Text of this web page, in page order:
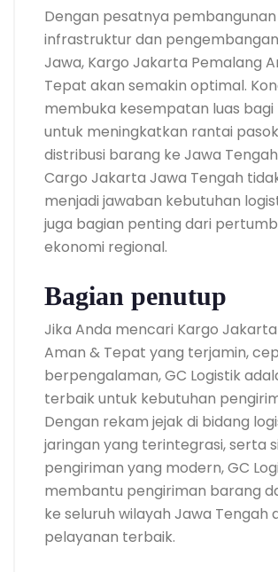
Dengan pesatnya pembangunan
infrastruktur dan
Jawa, Kargo Jakarta Pemalang
Tepat akan semakin optimal.
membuka kesempatan luas bagi
untuk meningkatkan rantai
distribusi barang ke Jawa
Cargo Jakarta Jawa Tengah
menjadi jawaban kebutuhan
juga bagian penting dari
ekonomi regional.
Bagian penutup
Jika Anda mencari Kargo
Aman & Tepat yang terjamin,
berpengalaman, GC Logistik
terbaik untuk kebutuhan
Dengan rekam jejak di bidang
jaringan yang terintegrasi, serta
pengiriman yang modern, GC
membantu pengiriman barang
ke seluruh wilayah Jawa Tengah
pelayanan terbaik.